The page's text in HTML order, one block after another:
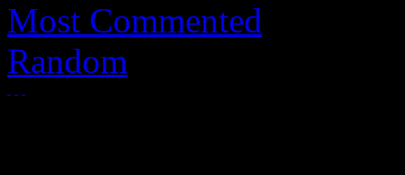
Most Commented
Random